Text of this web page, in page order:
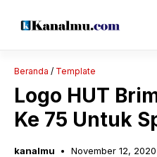
Beranda / Template
Logo HUT
Ke 75 Untuk
kanalmu November 12, 2020